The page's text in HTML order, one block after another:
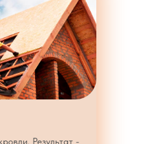
Результат -